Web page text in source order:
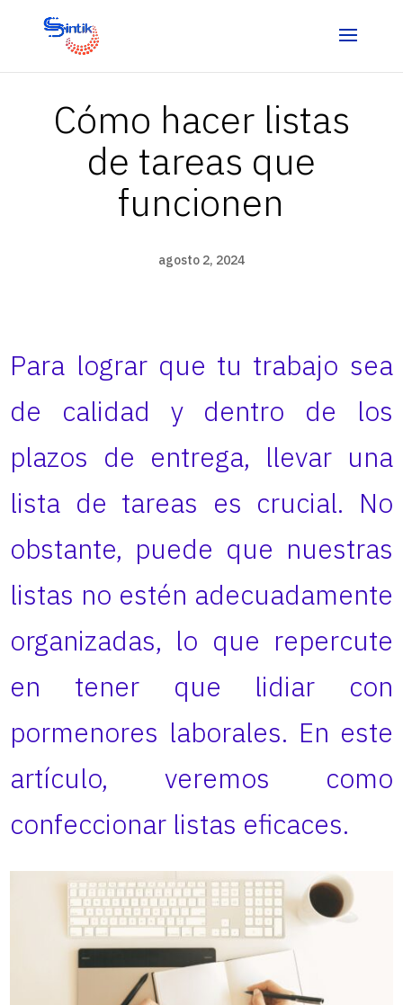
Cómo hacer listas
de tareas que
funcionen
agosto 2, 2024
Para lograr que tu trabajo sea
de calidad y dentro de los
plazos de entrega, llevar una
lista de tareas es crucial. No
obstante, puede que nuestras
listas no estén adecuadamente
organizadas, lo que repercute
en tener que lidiar con
pormenores laborales. En este
artículo, veremos como
confeccionar listas eficaces.